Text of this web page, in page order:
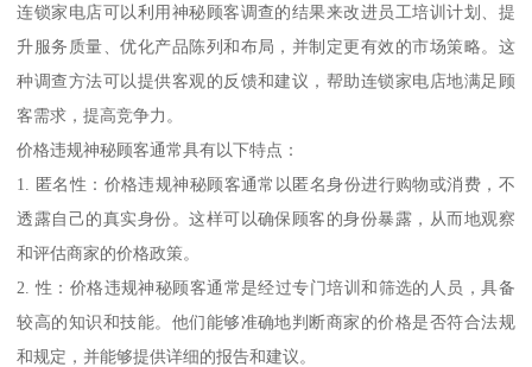
连锁家电店可以利用神秘顾客调查的结果来改进员工培训计划、提
升服务质量、优化产品陈列和布局，并制定更有效的市场策略。这
种调查方法可以提供客观的反馈和建议，帮助连锁家电店地满足顾
客需求，提高竞争力。
价格违规神秘顾客通常具有以下特点：
1. 匿名性：价格违规神秘顾客通常以匿名身份进行购物或消费，不
透露自己的真实身份。这样可以确保顾客的身份暴露，从而地观察
和评估商家的价格政策。
2. 性：价格违规神秘顾客通常是经过专门培训和筛选的人员，具备
较高的知识和技能。他们能够准确地判断商家的价格是否符合法规
和规定，并能够提供详细的报告和建议。